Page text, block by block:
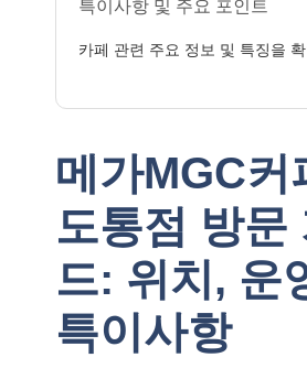
특이사항 및 주요 포인트
카페 관련 주요 정보 및 특징을
메가MGC커
도통점 방문
드: 위치, 운
특이사항